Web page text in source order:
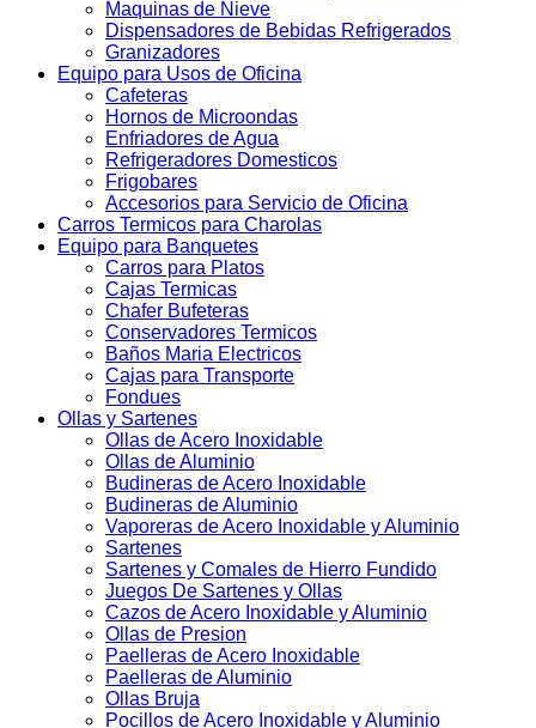
Maquinas de Nieve
Dispensadores de Bebidas Refrigerados
Granizadores
Equipo para Usos de Oficina
Cafeteras
Hornos de Microondas
Enfriadores de Agua
Refrigeradores Domesticos
Frigobares
Accesorios para Servicio de Oficina
Carros Termicos para Charolas
Equipo para Banquetes
Carros para Platos
Cajas Termicas
Chafer Bufeteras
Conservadores Termicos
Baños Maria Electricos
Cajas para Transporte
Fondues
Ollas y Sartenes
Ollas de Acero Inoxidable
Ollas de Aluminio
Budineras de Acero Inoxidable
Budineras de Aluminio
Vaporeras de Acero Inoxidable y Aluminio
Sartenes
Sartenes y Comales de Hierro Fundido
Juegos De Sartenes y Ollas
Cazos de Acero Inoxidable y Aluminio
Ollas de Presion
Paelleras de Acero Inoxidable
Paelleras de Aluminio
Ollas Bruja
Pocillos de Acero Inoxidable y Aluminio